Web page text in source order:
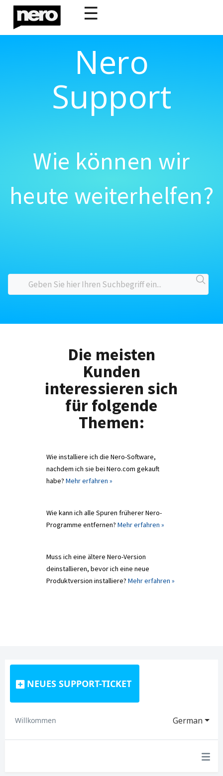
☰
Nero
Support
Wie können wir
heute weiterhelfen?
Die meisten
Kunden
interessieren sich
für folgende
Themen:
Wie installiere ich die Nero-Software,
nachdem ich sie bei Nero.com gekauft
habe? Mehr erfahren »
Wie kann ich alle Spuren früherer Nero-
Programme entfernen? Mehr erfahren »
Muss ich eine ältere Nero-Version
deinstallieren, bevor ich eine neue
Produktversion installiere? Mehr erfahren »
NEUES SUPPORT-TICKET
German
Willkommen